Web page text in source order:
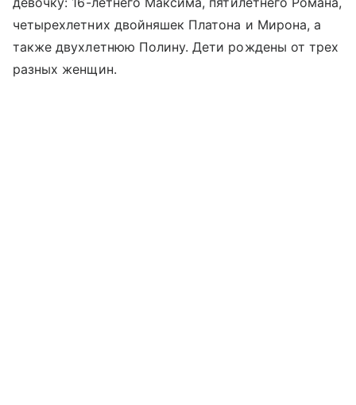
четырехлетних двойняшек Платона и Мирона, а
также двухлетнюю Полину. Дети рождены от трех
разных женщин.